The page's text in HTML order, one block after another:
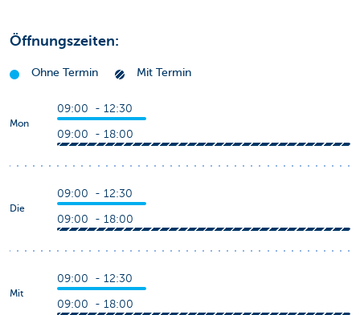
Öffnungszeiten:
Ohne Termin Mit Termin
Mon
09:00 - 12:30
09:00 - 18:00
Die
09:00 - 12:30
09:00 - 18:00
Mit
09:00 - 12:30
09:00 - 18:00